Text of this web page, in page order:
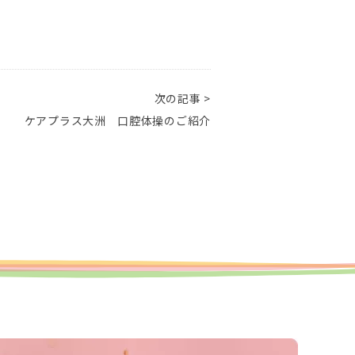
次の記事 >
ケアプラス大洲 口腔体操のご紹介